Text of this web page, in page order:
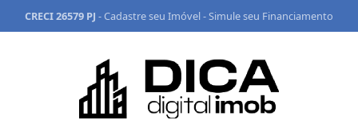
CRECI 26579 PJ -Cadastre seu Imóvel-Simule seu Financiamento